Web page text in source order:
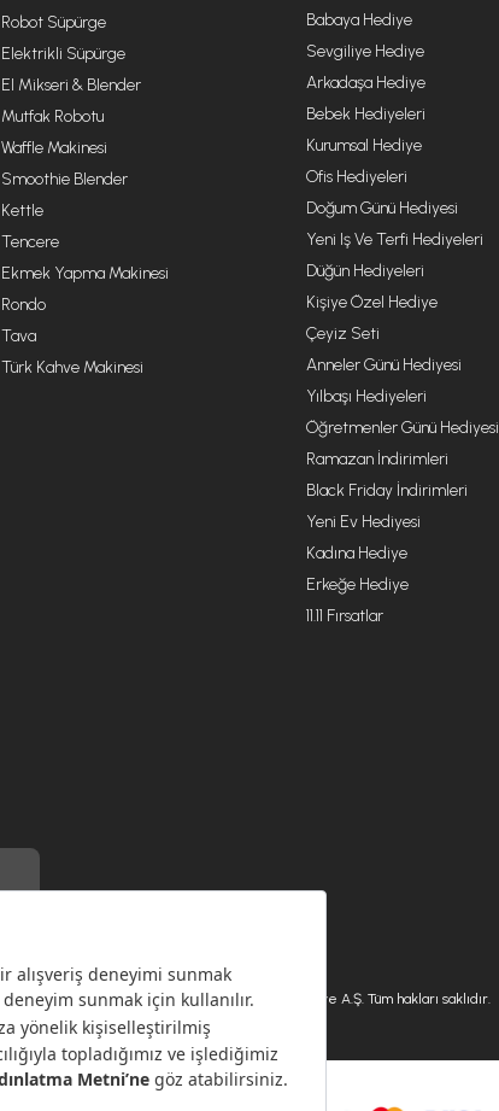
Robot Süpürge
Elektrikli Süpürge
El Mikseri & Blender
Mutfak Robotu
Waffle Makinesi
Smoothie Blender
Kettle
Tencere
Ekmek Yapma Makinesi
Rondo
Tava
Türk Kahve Makinesi
Babaya Hediye
Sevgiliye Hediye
Arkadaşa Hediye
Bebek Hediyeleri
Kurumsal Hediye
Ofis Hediyeleri
Doğum Günü Hediyesi
Yeni Iş Ve Terfi Hediyeleri
Düğün Hediyeleri
Kişiye Özel Hediye
Çeyiz Seti
Anneler Günü Hediyesi
Yılbaşı Hediyeleri
Öğretmenler Günü Hediyesi
Ramazan İndirimleri
Black Friday İndirimleri
Yeni Ev Hediyesi
Kadına Hediye
Erkeğe Hediye
11.11 Fırsatlar
Karaca.com © 2026 - Karaca Züccaciye A.Ş. Tüm hakları saklıdır.